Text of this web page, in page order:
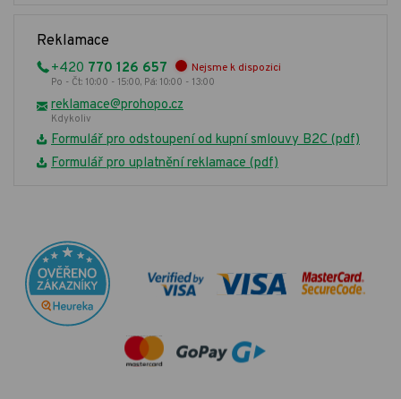
Reklamace
+420 770 126 657 Nejsme k dispozici
Po - Čt: 10:00 - 15:00, Pá: 10:00 - 13:00
reklamace@prohopo.cz
Kdykoliv
Formulář pro odstoupení od kupní smlouvy B2C (pdf)
Formulář pro uplatnění reklamace (pdf)